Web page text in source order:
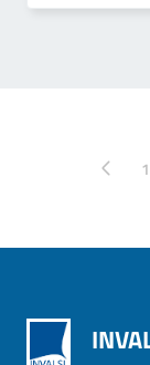
Pagina precedente1